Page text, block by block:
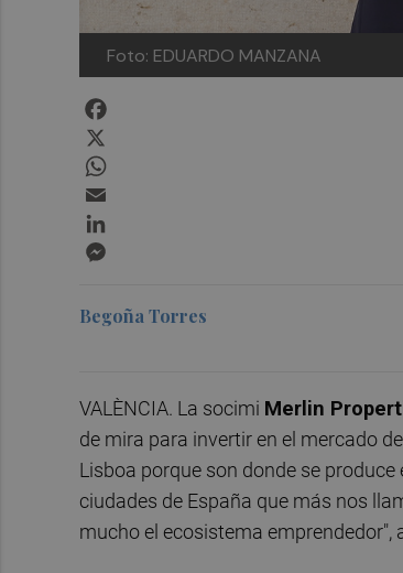
Foto: EDUARDO MANZANA
Begoña Torres
VALÈNCIA. La socimi Merlin
de mira para invertir en el mercado
Lisboa porque son donde se
ciudades de España que más nos
mucho el ecosistema emprendedor",